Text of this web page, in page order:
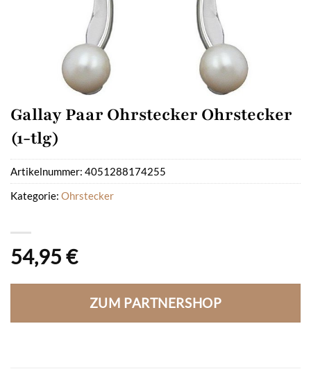
Gallay Paar Ohrstecker Ohrstecker
(1-tlg)
54,95 €
ZUM PARTNERSHOP
Artikelnummer: 4051288174255
Kategorie: Ohrstecker